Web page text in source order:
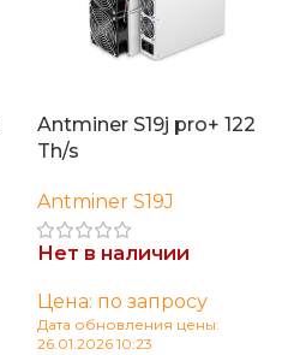
Antminer S19j pro+ 122
Th/s
Antminer S19J
Нет в наличии
Цена: по запросу
Дата обновления цены:
26.01.2026 10:23